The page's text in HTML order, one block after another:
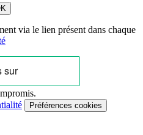
via le lien présent dans chaque
Préférences cookies